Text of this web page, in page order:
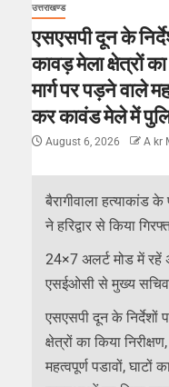
उत्तराखण्ड
एसएसपी दून के
कावड़ मेला क्षेत्रों
मार्ग पर पड़ने वाले
कर कावंड मेले में
August 6, 2026 A kr
बैरागीवाला हत्याकांड
ने हरिद्वार से किया
24×7 अलर्ट मोड में रहें
एसईओसी से मुख्य सचिव
एसएसपी दून के निर्देशों
क्षेत्रों का किया
महत्वपूर्ण पडावों,